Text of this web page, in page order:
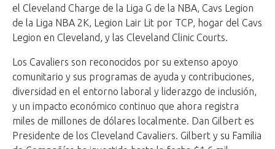
el Cleveland Charge de la Liga G de la NBA, Cavs Legion
de la Liga NBA 2K, Legion Lair Lit por TCP, hogar del Cavs
Legion en Cleveland, y las Cleveland Clinic Courts.
Los Cavaliers son reconocidos por su extenso apoyo
comunitario y sus programas de ayuda y contribuciones,
diversidad en el entorno laboral y liderazgo de inclusión,
y un impacto económico continuo que ahora registra
miles de millones de dólares localmente. Dan Gilbert es
Presidente de los Cleveland Cavaliers. Gilbert y su Familia